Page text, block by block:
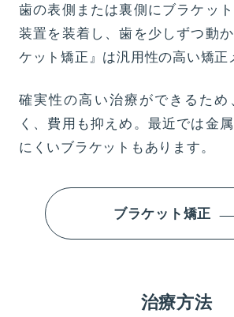
歯の表側または裏側にブラケッ
装置を装着し、歯を少しずつ動
ケット矯正』は汎用性の高い矯正
確実性の高い治療ができるため
く、費用も抑えめ。最近では金
にくいブラケットもあります。
ブラケット矯正
治療方法